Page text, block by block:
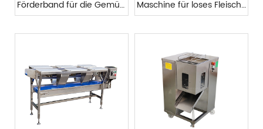
Förderband für die Gemüseverarbeitung Maschine für loses Fleisch und gebrochene Sehnen